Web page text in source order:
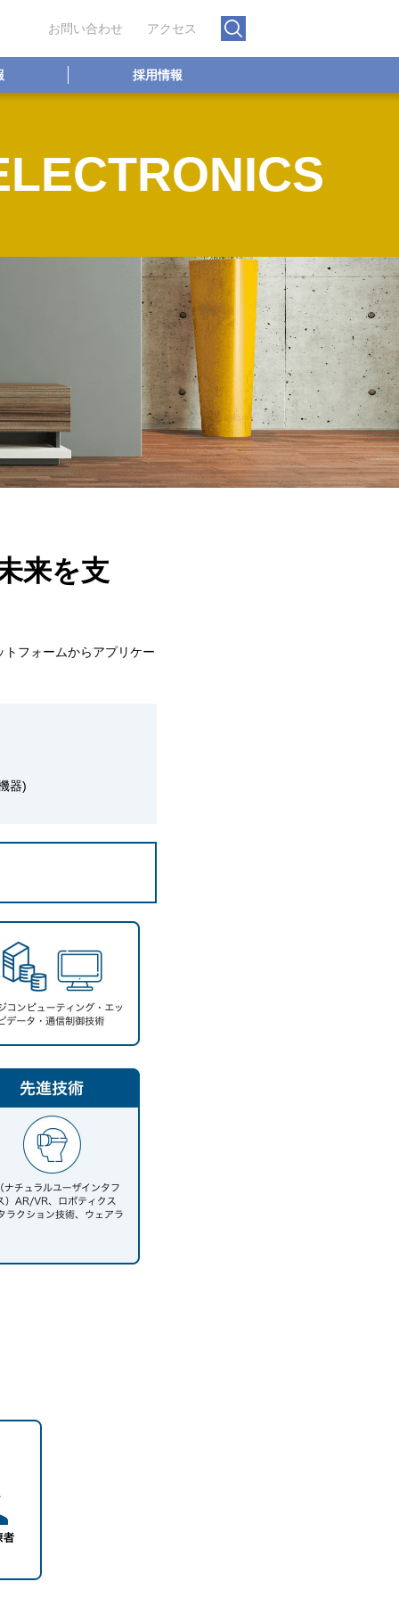
お問い合わせ アクセス
採用情報
来を支
フォームからアプリケー
器)